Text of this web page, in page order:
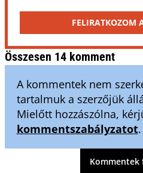
FELIRATKOZOM
Összesen 14 komment
A kommentek nem
tartalmuk a szerzőjük
Mielőtt hozzászólna,
kommentszabályzatot.
Kommentek